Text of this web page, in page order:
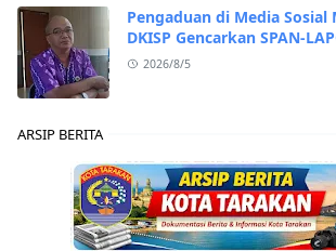
Pengaduan di Media Sosial
DKISP Gencarkan SPAN-
2026/8/5
ARSIP BERITA